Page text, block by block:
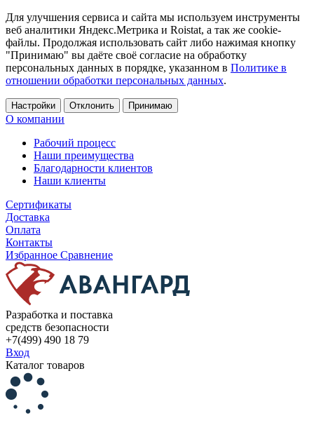
Для улучшения сервиса и сайта мы используем инструменты
веб аналитики Яндекс.Метрика и Roistat, а так же cookie-
файлы. Продолжая использовать сайт либо нажимая кнопку
"Принимаю" вы даёте своё согласие на обработку
персональных данных в порядке, указанном в Политике в
отношении обработки персональных данных.
Настройки Отклонить Принимаю
О компании
Рабочий процесс
Наши преимущества
Благодарности клиентов
Наши клиенты
Сертификаты
Доставка
Оплата
Контакты
Избранное Сравнение
Разработка и поставка
средств безопасности
+7(499) 490 18 79
Вход
Каталог товаров